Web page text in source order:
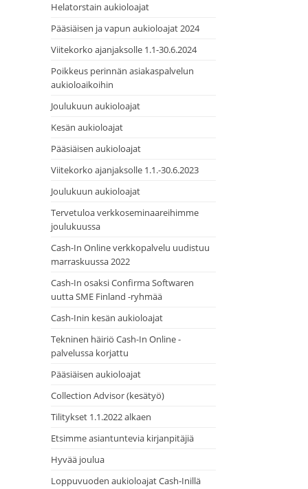
Helatorstain aukioloajat
Pääsiäisen ja vapun aukioloajat 2024
Viitekorko ajanjaksolle 1.1-30.6.2024
Poikkeus perinnän asiakaspalvelun
aukioloaikoihin
Joulukuun aukioloajat
Kesän aukioloajat
Pääsiäisen aukioloajat
Viitekorko ajanjaksolle 1.1.-30.6.2023
Joulukuun aukioloajat
Tervetuloa verkkoseminaareihimme
joulukuussa
Cash-In Online verkkopalvelu uudistuu
marraskuussa 2022
Cash-In osaksi Confirma Softwaren
uutta SME Finland -ryhmää
Cash-Inin kesän aukioloajat
Tekninen häiriö Cash-In Online -
palvelussa korjattu
Pääsiäisen aukioloajat
Collection Advisor (kesätyö)
Tilitykset 1.1.2022 alkaen
Etsimme asiantuntevia kirjanpitäjiä
Hyvää joulua
Loppuvuoden aukioloajat Cash-Inillä